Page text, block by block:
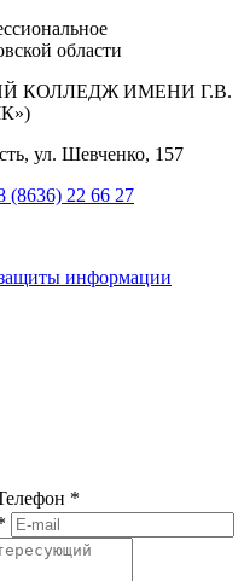
области
КОЛЛЕДЖ ИМЕНИ Г.В.
ул. Шевченко, 157
(8636) 22 66 27
информации
*